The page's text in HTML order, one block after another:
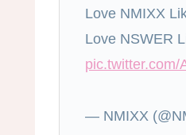
Love NMIXX
Love NSWER
pic.twitter.com/
— NMIXX